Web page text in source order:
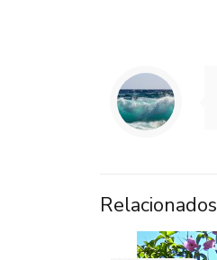
Relacionados